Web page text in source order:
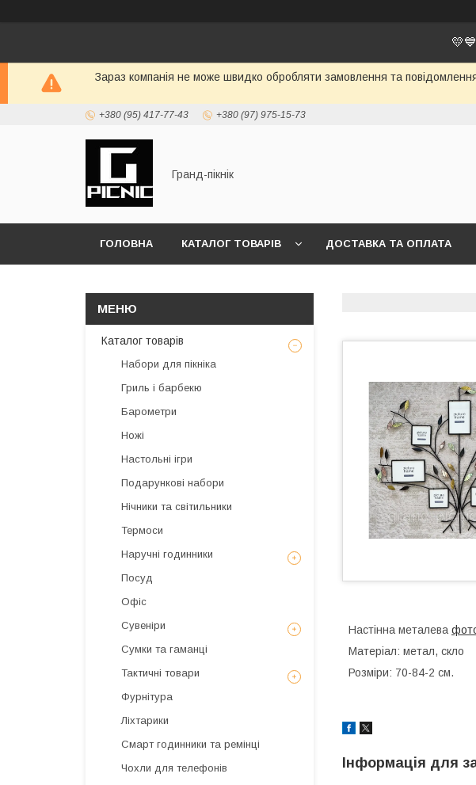
Зараз компанія не може швидко обробляти замовлення та
+380 (95) 417-77-43 +380 (97) 975-15-73
Гранд-пікнік
ГОЛОВНА КАТАЛОГ ТОВАРІВ ДОСТАВКА ТА ОПЛАТА
Настінна металева
Матеріал: метал, скло
Розміри: 70-84-2 см.
Інформація для
Каталог товарів
Набори для пікніка
Гриль і барбекю
Барометри
Ножі
Настольні ігри
Подарункові набори
Нічники та світильники
Термоси
Наручні годинники
Посуд
Офіс
Сувеніри
Сумки та гаманці
Тактичні товари
Фурнітура
Ліхтарики
Смарт годинники та ремінці
Чохли для телефонів